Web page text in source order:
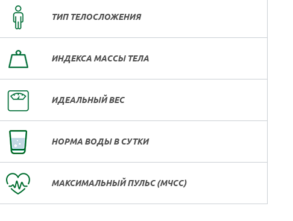
ТИП ТЕЛОСЛОЖЕНИЯ
ИНДЕКСА МАССЫ ТЕЛА
ИДЕАЛЬНЫЙ ВЕС
НОРМА ВОДЫ В СУТКИ
МАКСИМАЛЬНЫЙ ПУЛЬС (МЧСС)